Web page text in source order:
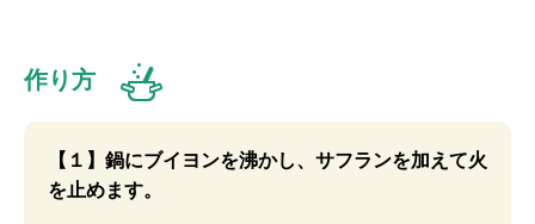
作り方
【１】鍋にブイヨンを沸かし、サフランを加えて火
を止めます。